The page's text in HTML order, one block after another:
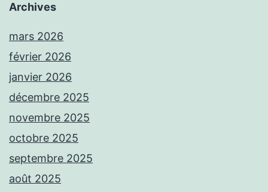
Archives
mars 2026
février 2026
janvier 2026
décembre 2025
novembre 2025
octobre 2025
septembre 2025
août 2025